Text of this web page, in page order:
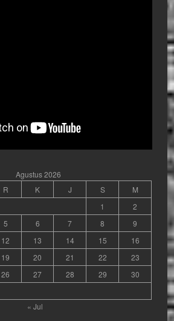
Agustus 2026
R K J S
M
1
2
5 6 7 8
9
12 13 14 15
16
19 20 21 22
23
26 27 28 29
30
« Jul